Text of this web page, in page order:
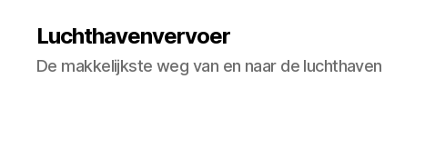
Luchthavenvervoer
De makkelijkste weg van en naar de luchthaven